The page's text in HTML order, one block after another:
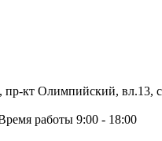
кт Олимпийский, вл.13,
работы 9:00 - 18:00